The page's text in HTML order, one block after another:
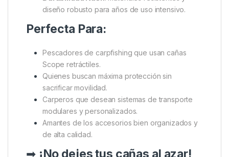
Protección superior para tus cañas
Máxima organización
estratégicos.
Modularidad total
necesidades, añadiendo espacio cuando lo
necesites.
Ideal para carpfishing móvil: ligera y cómoda
para largas caminatas alrededor del lago o río.
Durabilidad Nash: materiales resistentes y
diseño robusto para años de uso intensivo.
Perfecta Para: